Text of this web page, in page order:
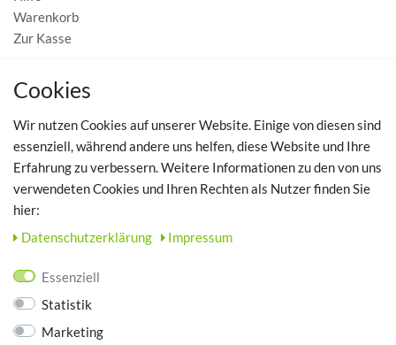
Warenkorb
Zur Kasse
MEIN KONTO
TOP SCHUHTHEMEN
Hausschuhe - Bequeme Schuhe für zuhause
Datenschutz
AGB
Cookies
Wir nutzen Cookies auf unserer Website. Einige von diesen sind
essenziell, während andere uns helfen, diese Website und Ihre
Erfahrung zu verbessern. Weitere Informationen zu den von uns
verwendeten Cookies und Ihren Rechten als Nutzer finden Sie
hier:
Daten­schutz­erklärung
Impressum
Essenziell
Statistik
Marketing